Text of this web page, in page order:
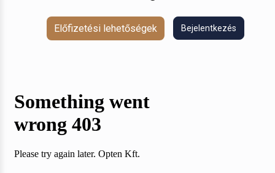
Előfizetési lehetőségek Bejelentkezés